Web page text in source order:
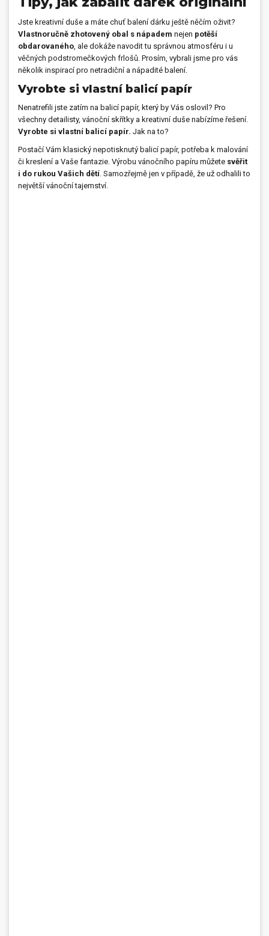
Jste kreativní duše a máte chuť balení dárku ještě něčím oživit?
Vlastnoručně zhotovený obal s nápadem nejen potěší
obdarovaného , ​​ale dokáže navodit tu správnou atmosféru i u
věčných podstromečkových frlošů . Prosím, vybrali jsme pro vás
několik inspirací pro netradiční a nápadité balení.
Vyrobte si vlastní balicí papír
Nenatrefili jste zatím na balicí papír, který by Vás oslovil? Pro
všechny detailisty, vánoční skřítky a kreativní duše nabízíme řešení.
Vyrobte si vlastní balicí papír. Jak na to?
Postačí Vám klasický nepotisknutý balicí papír, potřeba k malování
či kreslení a Vaše fantazie. Výrobu vánočního papíru můžete svěřit
i do rukou Vašich dětí . Samozřejmě jen v případě, že už odhalili to
největší vánoční tajemství.